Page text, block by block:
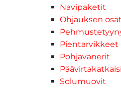
Navipaketit
Ohjauksen osat
Pientarvikkeet
Pohjavanerit
Solumuovit